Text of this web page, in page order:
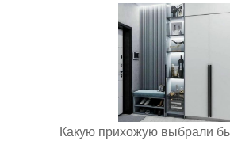
Какую прихожую выбрали